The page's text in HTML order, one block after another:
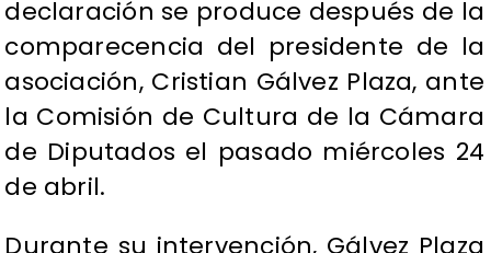
declaración se produce después de la
comparecencia del presidente de la
asociación, Cristian Gálvez Plaza, ante
la Comisión de Cultura de la Cámara
de Diputados el pasado miércoles 24
de abril.
Durante su intervención, Gálvez Plaza